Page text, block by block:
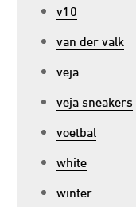
v10
van der valk
veja
veja sneakers
voetbal
white
winter